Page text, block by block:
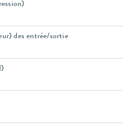
des entrée/sortie